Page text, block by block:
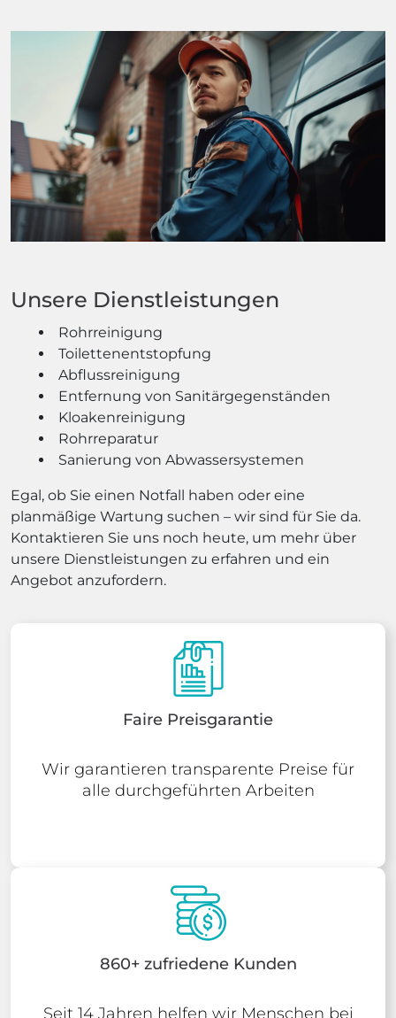
Unsere Dienstleistungen
Rohrreinigung
Toilettenentstopfung
Abflussreinigung
Entfernung von Sanitärgegenständen
Kloakenreinigung
Rohrreparatur
Sanierung von Abwassersystemen
Egal, ob Sie einen Notfall haben oder eine
planmäßige Wartung suchen – wir sind für Sie da.
Kontaktieren Sie uns noch heute, um mehr über
unsere Dienstleistungen zu erfahren und ein
Angebot anzufordern.
Faire Preisgarantie
Wir garantieren transparente Preise für
alle durchgeführten Arbeiten
860+ zufriedene Kunden
Seit 14 Jahren helfen wir Menschen bei